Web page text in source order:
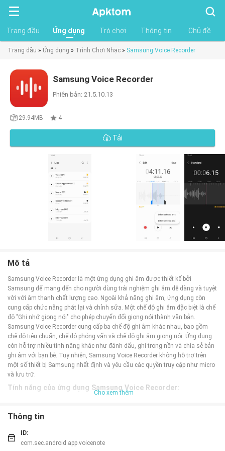
Tìm
kiếm
Trang đầu
Ứng dụng Trò chơi Thông tin Chủ đề
Trang đầu » Ứng dụng » Trình Chơi Nhạc » Samsung Voice Recorder
Samsung Voice Recorder
Phiên bản: 21.5.10.13
29.94MB 4
Tải
Mô tả
Samsung Voice Recorder là một ứng dụng ghi âm được thiết kế bởi
Samsung để mang đến cho người dùng trải nghiệm ghi âm dễ dàng và tuyệt
vời với âm thanh chất lượng cao. Ngoài khả năng ghi âm, ứng dụng còn
cung cấp chức năng phát lại và chỉnh sửa. Một chế độ ghi âm đặc biệt là chế
độ "Ghi nhớ giọng nói" cho phép chuyển đổi giọng nói thành văn bản.
Samsung Voice Recorder cung cấp ba chế độ ghi âm khác nhau, bao gồm
chế độ tiêu chuẩn, chế độ phỏng vấn và chế độ ghi âm giọng nói. Ứng dụng
còn hỗ trợ nhiều tính năng khác như đánh dấu, ghi trong nền và chia sẻ bản
ghi âm với bạn bè. Tuy nhiên, Samsung Voice Recorder không hỗ trợ trên
một số thiết bị Samsung nhất định và yêu cầu các quyền truy cập như micro
và lưu trữ.
Tính năng của ứng dụng Samsung Voice Recorder:
⭐ Chức năng phát lại: Người dùng có thể phát lại các tập tin âm thanh đã ghi
và nghe lại nội dung mình đã ghi lại.
⭐ Chế độ ghi âm "Ghi nhớ giọng nói": Đây là chế độ ghi âm đặc biệt cho phép
người dùng chuyển đổi giọng nói thành văn bản (lời nói thành văn bản), giúp
Cho xem thêm
Thông tin
ID:
com.sec.android.app.voicenote